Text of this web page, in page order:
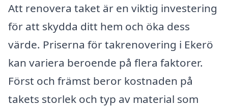
Att renovera taket är en viktig investering
för att skydda ditt hem och öka dess
värde. Priserna för takrenovering i Ekerö
kan variera beroende på flera faktorer.
Först och främst beror kostnaden på
takets storlek och typ av material som